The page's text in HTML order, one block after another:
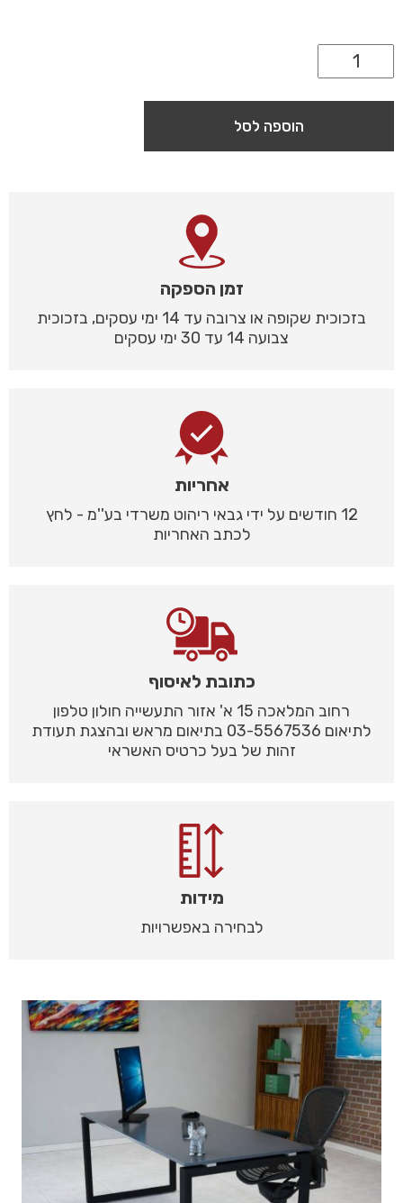
הוספה לסל
זמן הספקה
בזכוכית שקופה או צרובה עד 14 ימי עסקים, בזכוכית
צבועה 14 עד 30 ימי עסקים
אחריות
12 חודשים על ידי גבאי ריהוט משרדי בע''מ - לחץ
לכתב האחריות
כתובת לאיסוף
רחוב המלאכה 15 א' אזור התעשייה חולון טלפון
לתיאום 03-5567536 בתיאום מראש ובהצגת תעודת
זהות של בעל כרטיס האשראי
מידות
לבחירה באפשרויות